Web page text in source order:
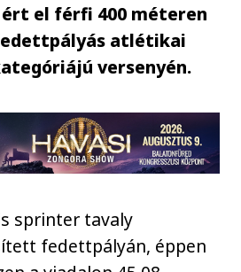
ért el férfi 400 méteren
atlétikai
versenyén.
sprinter tavaly
fedettpályán, éppen